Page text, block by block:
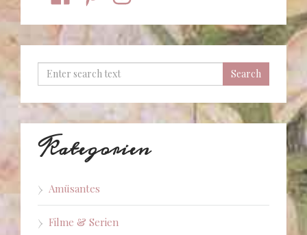
Kategorien
Amüsantes
Filme & Serien